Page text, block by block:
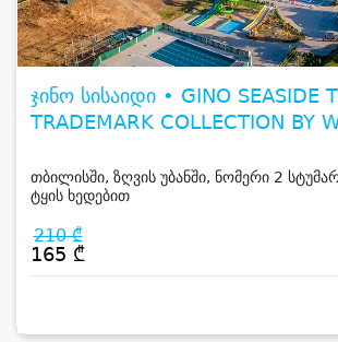
ჯინო სისაიდი • GINO SEASIDE
TRADEMARK COLLECTION BY
თბილისში, ზღვის უბანში, ნომერი 2
ტყის ხედებით
210 ₾
165 ₾